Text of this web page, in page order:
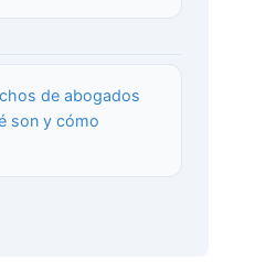
de abogados
son y cómo